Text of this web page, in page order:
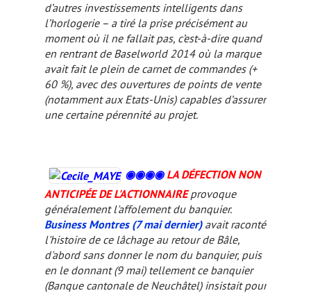
d’autres investissements intelligents dans
l’horlogerie – a tiré la prise précisément au
moment où il ne fallait pas, c’est-à-dire quand
en rentrant de Baselworld 2014 où la marque
avait fait le plein de carnet de commandes (+
60 %), avec des ouvertures de points de vente
(notamment aux Etats-Unis) capables d’assurer
une certaine pérennité au projet.
◉◉◉◉ LA DÉFECTION NON
ANTICIPÉE DE L'ACTIONNAIREprovoque
généralement l'affolement du banquier.
Business Montres (7 mai dernier)avait raconté
l'histoire de ce lâchage au retour de Bâle,
d'abord sans donner le nom du banquier, puis
en le donnant (9 mai) tellement ce banquier
(Banque cantonale de Neuchâtel) insistait pour